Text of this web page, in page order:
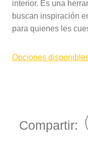
interior. Es una
buscan inspiración
para quienes les
Opciones
Compartir: